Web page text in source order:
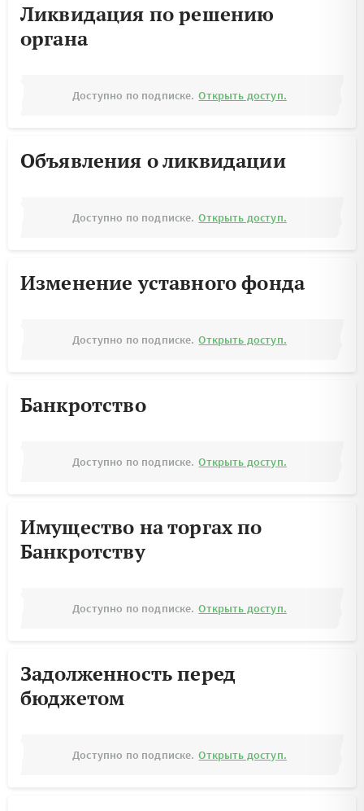
Ликвидация по решению
органа
Доступно по подписке. Открыть доступ.
Объявления о ликвидации
Доступно по подписке. Открыть доступ.
Изменение уставного фонда
Доступно по подписке. Открыть доступ.
Банкротство
Доступно по подписке. Открыть доступ.
Имущество на торгах по
Банкротству
Доступно по подписке. Открыть доступ.
Задолженность перед
бюджетом
Доступно по подписке. Открыть доступ.